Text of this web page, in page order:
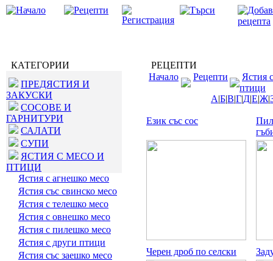
КАТЕГОРИИ
ПРЕДЯСТИЯ И
ЗАКУСКИ
СОСОВЕ И
ГАРНИТУРИ
САЛАТИ
СУПИ
ЯСТИЯ С МЕСО И
ПТИЦИ
Ястия с агнешко месо
Ястия със свинско месо
Ястия с телешко месо
Ястия с овнешко месо
Ястия с пилешко месо
Ястия с други птици
Ястия със заешко месо
РЕЦЕПТИ
Начало
Рецепти
Ястия
птици
А|Б|В|Г|Д|Е|Ж|
Език със сос
Черен дроб по селски